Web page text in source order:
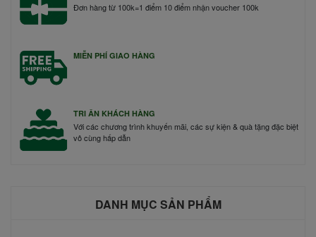
Đơn hàng từ 100k=1 điểm 10 điểm nhận voucher 100k
MIỄN PHÍ GIAO HÀNG
TRI ÂN KHÁCH HÀNG
Với các chương trình khuyến mãi, các sự kiện & quà tặng đặc biệt
vô cùng hấp dẫn
DANH MỤC SẢN PHẨM